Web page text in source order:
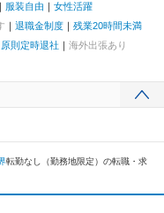
服装自由
女性活躍
退職金制度
残業20時間未満
原則定時退社
海外出張あり
転勤なし（勤務地限定）の転職・求